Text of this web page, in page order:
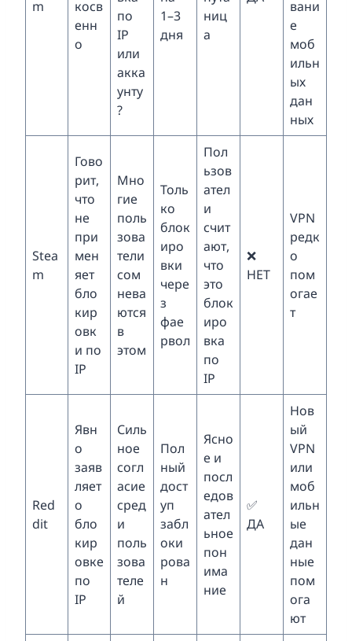
m
косв
енн
о
по
IP
или
акка
унту
?
1–3
дня
ниц
а
вани
е
моб
ильн
ых
дан
ных
Stea
m
Гово
рит,
что
не
при
мен
яет
бло
кир
овк
и по
IP
Мно
гие
поль
зова
тели
сом
нева
ются
в
этом
Толь
ко
блок
иро
вки
чере
з
фае
рвол
Пол
ьзов
ател
и
счит
ают,
что
это
блок
иро
вка
по
IP
❌
НЕТ
VPN
редк
о
пом
огае
т
Red
dit
Явн
о
заяв
ляет
о
бло
кир
овке
по
IP
Силь
ное
согл
асие
сред
и
поль
зова
теле
й
Пол
ный
дост
уп
забл
оки
рова
н
Ясно
е и
посл
едов
ател
ьное
пон
има
ние
✅
ДА
Нов
ый
VPN
или
моб
ильн
ые
дан
ные
пом
ога
ют